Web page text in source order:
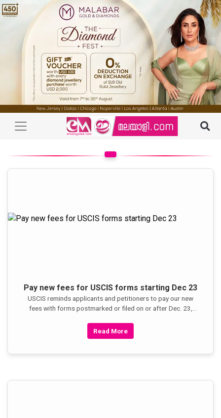
Pay new fees for USCIS forms starting Dec 23
USCIS reminds applicants and petitioners to pay our new
fees with forms postmarked or filed on or after Dec. 23,
only accept previous fees if they are postmarked Dec. 22 or
earlier.
Read More